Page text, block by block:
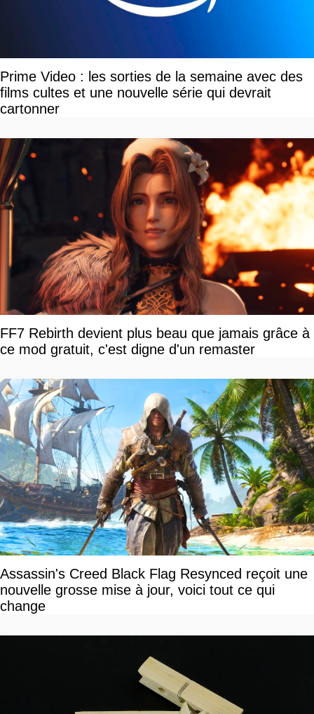
Prime Video : les sorties de la semaine avec des
films cultes et une nouvelle série qui devrait
cartonner
FF7 Rebirth devient plus beau que jamais grâce à
ce mod gratuit, c'est digne d'un remaster
Assassin's Creed Black Flag Resynced reçoit une
nouvelle grosse mise à jour, voici tout ce qui
change